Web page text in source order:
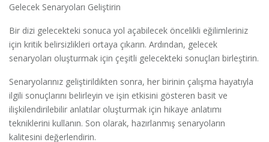
Gelecek Senaryoları Geliştirin
Bir dizi gelecekteki sonuca yol açabilecek öncelikli eğilimleriniz
için kritik belirsizlikleri ortaya çıkarın. Ardından, gelecek
senaryoları oluşturmak için çeşitli gelecekteki sonuçları birleştirin.
Senaryolarınız geliştirildikten sonra, her birinin çalışma hayatıyla
ilgili sonuçlarını belirleyin ve işin etkisini gösteren basit ve
ilişkilendirilebilir anlatılar oluşturmak için hikaye anlatımı
tekniklerini kullanın. Son olarak, hazırlanmış senaryoların
kalitesini değerlendirin.